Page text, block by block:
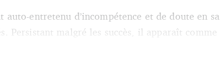
entretenu d’incompétence et de doute en sa
Persistant malgré les succès, il apparaît comme